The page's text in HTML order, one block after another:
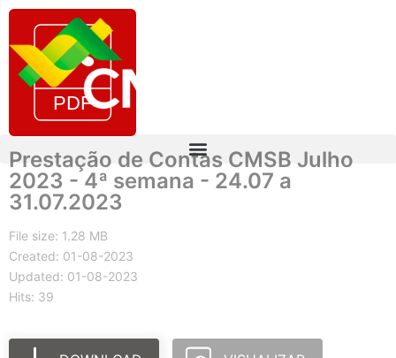
Prestação de Contas CMSB Julho
2023 - 4ª semana - 24.07 a
31.07.2023
File size: 1.28 MB
Created: 01-08-2023
Updated: 01-08-2023
Hits: 39